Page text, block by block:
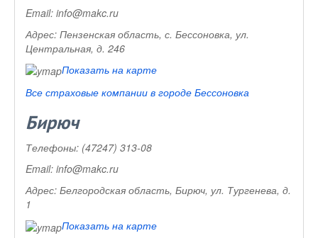
Email: info@makc.ru
Адрес: Пензенская область, с. Бессоновка, ул.
Центральная, д. 246
Показать на карте
Все страховые компании в городе Бессоновка
Бирюч
Телефоны: (47247) 313-08
Email: info@makc.ru
Адрес: Белгородская область, Бирюч, ул. Тургенева, д.
1
Показать на карте